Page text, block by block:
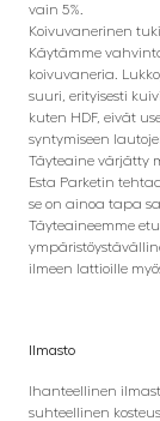
vain 5%.
Koivuvanerinen
Käytämme
koivuvaneria.
suuri, erityisesti
kuten HDF, eivät
syntymiseen
Täyteaine värjätty
Esta Parketin
se on ainoa tapa
Täyteaineemme
ilmeen lattioille
Ilmasto
Ihanteellinen
suhteellinen kosteus